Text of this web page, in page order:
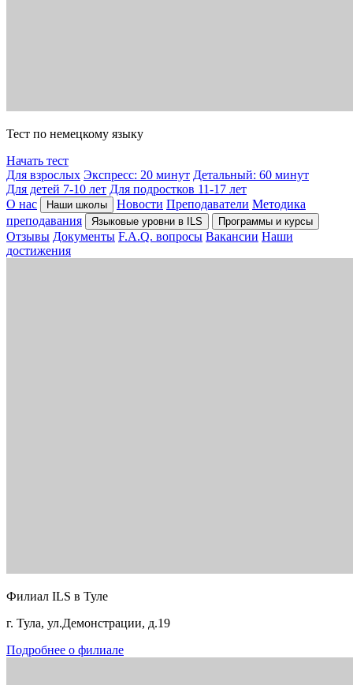
Тест по немецкому языку
Начать тест
Для взрослых Экспресс: 20 минут Детальный: 60 минут
Для детей 7-10 лет Для подростков 11-17 лет
О нас
Наши школы Новости Преподаватели Методика
преподавания
Языковые уровни в ILS Программы и курсы
Отзывы Документы F.A.Q. вопросы Вакансии Наши
достижения
Филиал ILS в Туле
г. Тула, ул.Демонстрации, д.19
Подробнее о филиале